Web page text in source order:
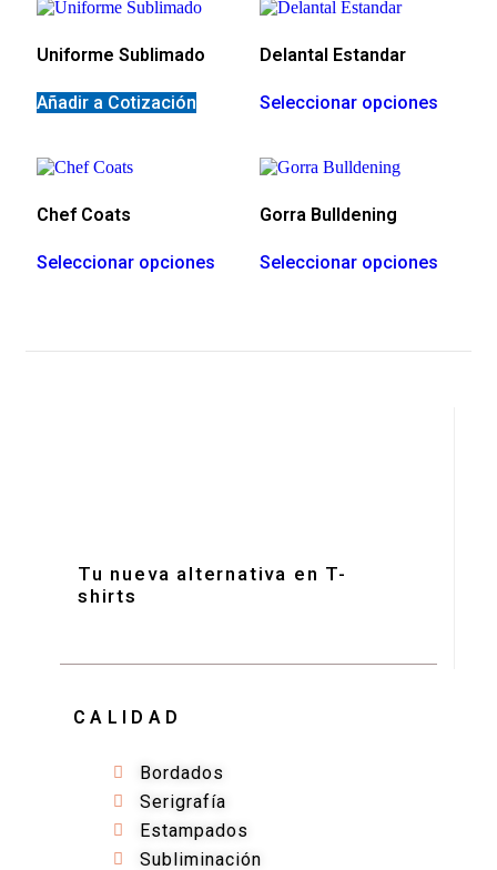
Uniforme Sublimado
Añadir a Cotización
Delantal Estandar
Seleccionar opciones
Chef Coats
Seleccionar opciones
Gorra Bulldening
Seleccionar opciones
Tu nueva alternativa en T-
shirts
CALIDAD
Bordados
Serigrafía
Estampados
Subliminación